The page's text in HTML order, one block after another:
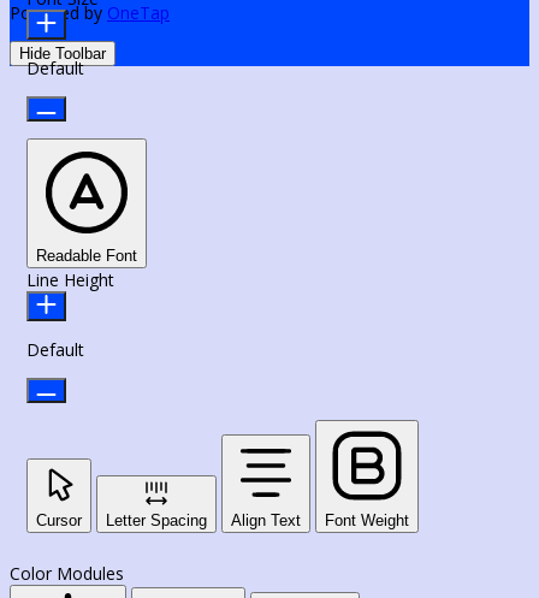
Powered by OneTap
Hide Toolbar
Default
Readable Font
Line Height
Default
Cursor Letter Spacing Align Text Font Weight
Color Modules